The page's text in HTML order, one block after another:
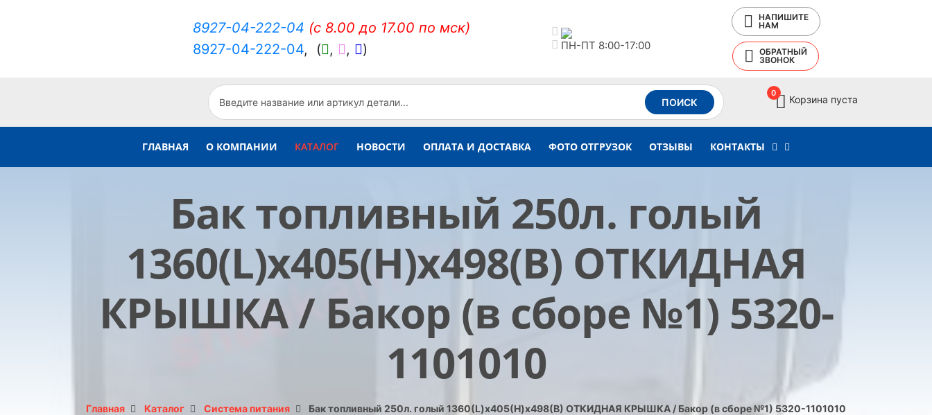
8927-04-222-04 (c 8.00 до 17.00 по мск)
8927-04-222-04, ( , , ) ПН-ПТ 8:00-17:00
НАПИШИТЕ
НАМ
ОБРАТНЫЙ
ЗВОНОК
ПОИСК
0
Корзина пуста
ГЛАВНАЯ О КОМПАНИИ КАТАЛОГ НОВОСТИ ОПЛАТА И ДОСТАВКА ФОТО ОТГРУЗОК ОТЗЫВЫ КОНТАКТЫ
Бак топливный 250л. голый
1360(L)х405(H)х498(B) ОТКИДНАЯ
КРЫШКА / Бакор (в сборе №1) 5320-
1101010
Главная Каталог Система питания Бак топливный 250л. голый 1360(L)х405(H)х498(B) ОТКИДНАЯ КРЫШКА / Бакор (в сборе №1) 5320-1101010